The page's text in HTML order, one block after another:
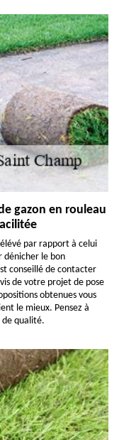
gazon en rouleau
par rapport à celui
dénicher le bon
conseillé de contacter
de votre projet de pose
obtenues vous
le mieux. Pensez à
de qualité.